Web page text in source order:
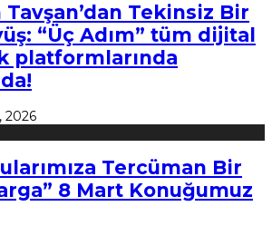
Tavşan’dan Tekinsiz Bir
“Üç Adım” tüm dijital
platformlarında
2026
Tercüman Bir
8 Mart Konuğumuz